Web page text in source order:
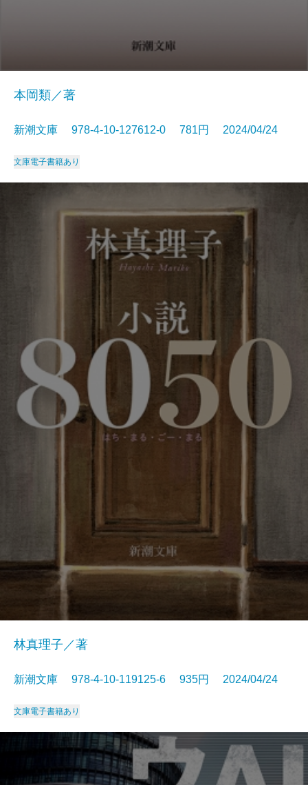
本岡類／著
新潮文庫 978-4-10-127612-0 781円 2024/04/24
文庫電子書籍あり
林真理子／著
新潮文庫 978-4-10-119125-6 935円 2024/04/24
文庫電子書籍あり